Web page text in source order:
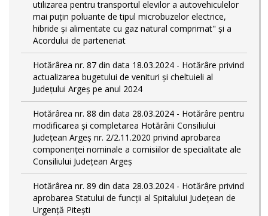
utilizarea pentru transportul elevilor a autovehiculelor
mai puțin poluante de tipul microbuzelor electrice,
hibride și alimentate cu gaz natural comprimat" și a
Acordului de parteneriat
Hotărârea nr. 87 din data 18.03.2024 - Hotărâre privind
actualizarea bugetului de venituri și cheltuieli al
Județului Argeș pe anul 2024
Hotărârea nr. 88 din data 28.03.2024 - Hotărâre pentru
modificarea și completarea Hotărârii Consiliului
Județean Argeș nr. 2/2.11.2020 privind aprobarea
componenței nominale a comisiilor de specialitate ale
Consiliului Județean Argeș
Hotărârea nr. 89 din data 28.03.2024 - Hotărâre privind
aprobarea Statului de funcții al Spitalului Județean de
Urgență Pitești